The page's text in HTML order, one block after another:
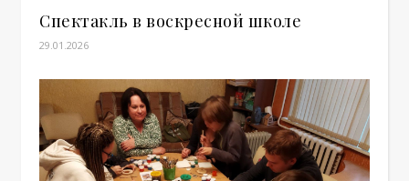
Спектакль в воскресной школе
29.01.2026